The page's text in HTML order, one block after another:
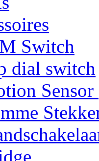
Switch
dial switch
Sensor